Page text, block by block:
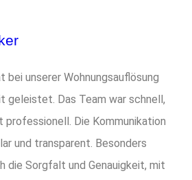
bei unserer Wohnungsauflösung
geleistet. Das Team war schnell,
professionell. Die Kommunikation
und transparent. Besonders
die Sorgfalt und Genauigkeit, mit